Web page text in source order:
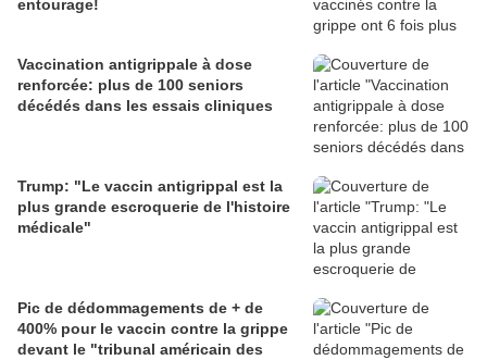
entourage!
Vaccination antigrippale à dose
renforcée: plus de 100 seniors
décédés dans les essais cliniques
Trump: "Le vaccin antigrippal est la
plus grande escroquerie de l'histoire
médicale"
Pic de dédommagements de + de
400% pour le vaccin contre la grippe
devant le "tribunal américain des